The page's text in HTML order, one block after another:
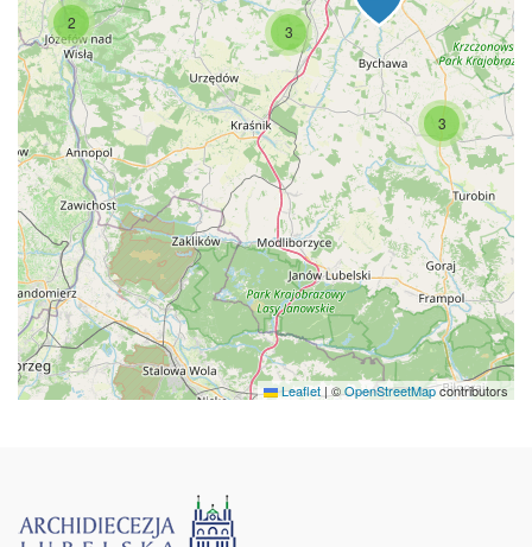
3
2 3
Leaflet | ©OpenStreetMapcontributors